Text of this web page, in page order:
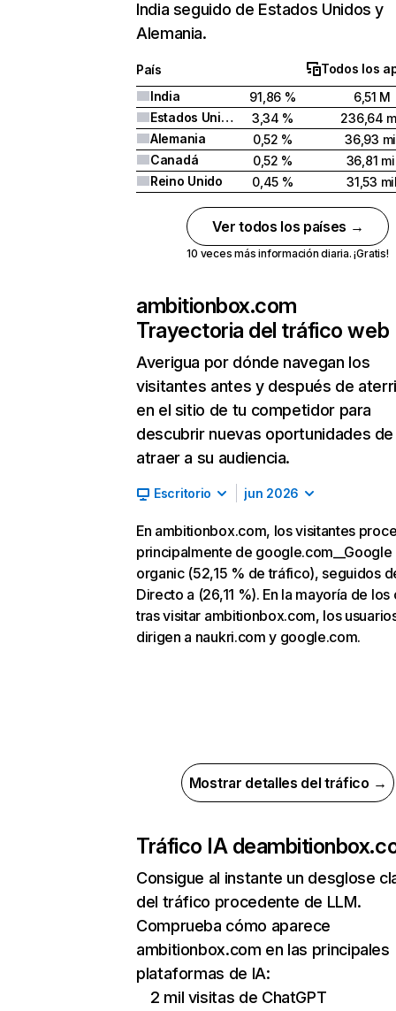
India seguido de Estados Unidos y
Alemania.
País
Todos los
India
91,86 %
6,51 M
Estados Unidos
3,34 %
236,64
Alemania
0,52 %
36,93
Canadá
0,52 %
36,81
Reino Unido
0,45 % 31,53
Ver todos los países →
10 veces más información diaria. ¡Gratis!
ambitionbox.com
Trayectoria del tráfico web
Averigua por dónde navegan los
visitantes antes y después de
en el sitio de tu competidor para
descubrir nuevas oportunidades de
atraer a su audiencia.
Escritorio jun 2026
En ambitionbox.com, los visitantes
principalmente de google.com__Google
organic (52,15 % de tráfico), seguidos
Directo a (26,11 %). En la mayoría de los
tras visitar ambitionbox.com, los
dirigen a naukri.com y google.com.
Mostrar detalles del tráfico →
Tráfico IA de
Consigue al instante un desglose
del tráfico procedente de LLM.
Comprueba cómo aparece
ambitionbox.com en las principales
plataformas de IA:
2 mil visitas de ChatGPT